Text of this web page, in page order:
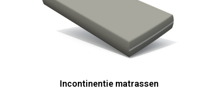
Incontinentie matrassen